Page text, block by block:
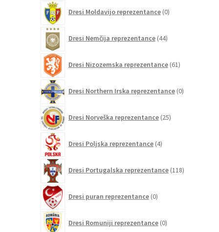
Dresi Moldavijo reprezentance 0izdelkov
Dresi Nemčija reprezentance 44izdelkov
Dresi Nizozemska reprezentance 61izdelkov
Dresi Northern Irska reprezentance 0izdelkov
Dresi Norveška reprezentance 25izdelkov
Dresi Poljska reprezentance 4izdelki
Dresi Portugalska reprezentance 118izdelkov
Dresi puran reprezentance 0izdelkov
Dresi Romuniji reprezentance 0izdelkov